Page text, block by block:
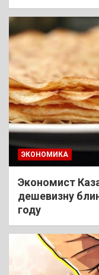
ЭКОНОМИКА
Экономист
дешевизну
году